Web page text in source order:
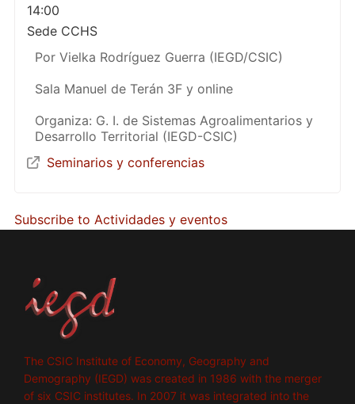
14:00
Sede CCHS
Por Vielka Rodríguez Guerra (IEGD/CSIC)
Sala Manuel de Terán 3F y online
Organiza: G. I. de Sistemas Agroalimentarios y
Desarrollo Territorial (IEGD-CSIC)
Seminarios y conferencias
Subscribe to Actividades y eventos
The CSIC Institute of Economy, Geography and
Demography (IEGD) was created in 1986 with the merger
of six CSIC institutes. In 2007 it was integrated into the